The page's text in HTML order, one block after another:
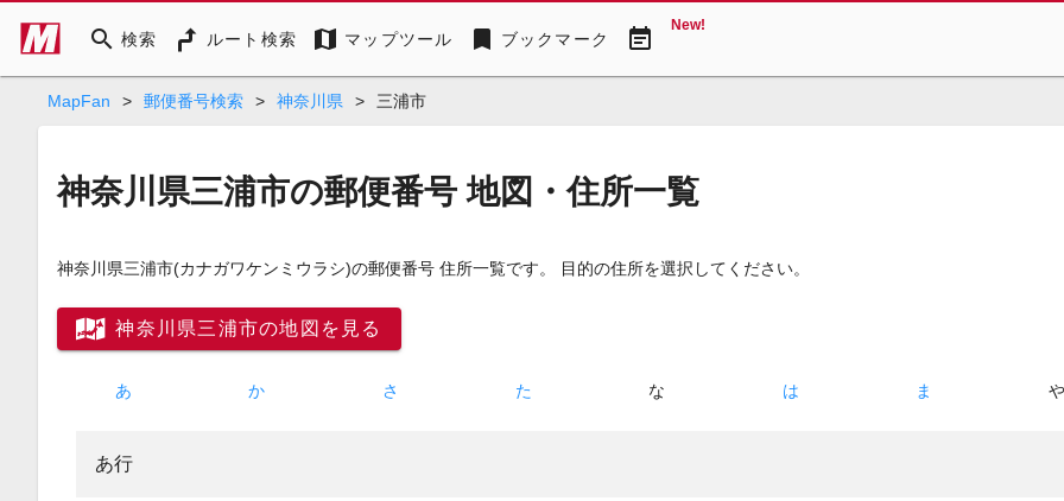
search 検索 ルート検索 map マップツール bookmark ブックマーク event_note New!
MapFan > 郵便番号検索 > 神奈川県 > 三浦市
神奈川県三浦市の郵便番号 地図・住所一覧
神奈川県三浦市(カナガワケンミウラシ)の郵便番号 住所一覧です。 目的の住所を選択してください。
神奈川県三浦市の地図を見る
あ か さ た な は ま や
あ行